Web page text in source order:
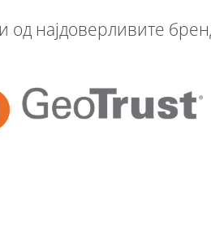
од најдоверливите